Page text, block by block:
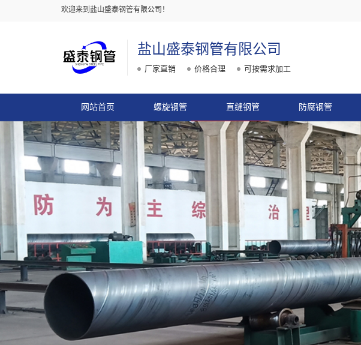
欢迎来到盐山盛泰钢管有限公司！
盐山盛泰钢管有限公司
厂家直销 价格合理 可按需求加工
网站首页 螺旋钢管 直缝钢管 防腐钢管